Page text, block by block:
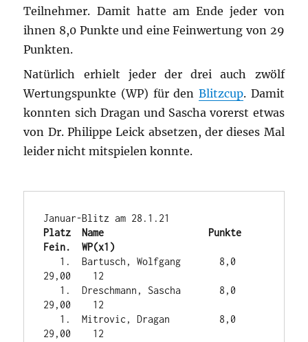
Teilnehmer. Damit hatte am Ende jeder von
ihnen 8,0 Punkte und eine Feinwertung von 29
Punkten.
Natürlich erhielt jeder der drei auch zwölf
Wertungspunkte (WP) für den Blitzcup. Damit
konnten sich Dragan und Sascha vorerst etwas
von Dr. Philippe Leick absetzen, der dieses Mal
leider nicht mitspielen konnte.
Platz  Name                   Punkte
Fein.  WP(x1)
29,00    12
29,00    12
29,00    12